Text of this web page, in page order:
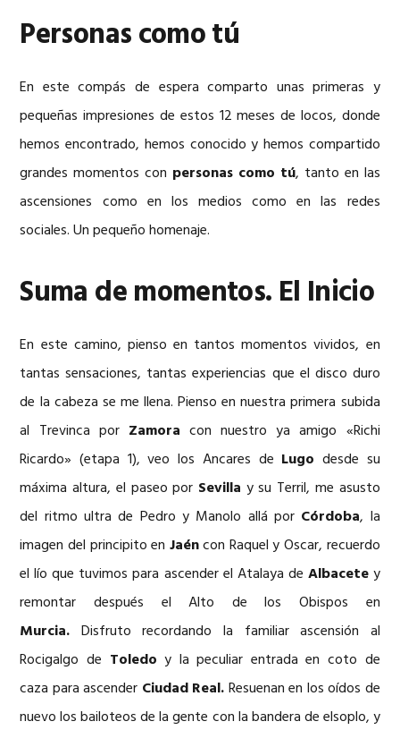
Personas como tú
En este compás de espera comparto unas primeras y
pequeñas impresiones de estos 12 meses de locos, donde
hemos encontrado, hemos conocido y hemos compartido
grandes momentos con personas como tú, tanto en las
ascensiones como en los medios como en las redes
sociales. Un pequeño homenaje.
Suma de momentos. El Inicio
En este camino, pienso en tantos momentos vividos, en
tantas sensaciones, tantas experiencias que el disco duro
de la cabeza se me llena. Pienso en nuestra primera subida
al Trevinca por Zamora con nuestro ya amigo «Richi
Ricardo» (etapa 1), veo los Ancares de Lugo desde su
máxima altura, el paseo por Sevilla y su Terril, me asusto
del ritmo ultra de Pedro y Manolo allá por Córdoba, la
imagen del principito en Jaéncon Raquel y Oscar, recuerdo
el lío que tuvimos para ascender el Atalaya de Albacetey
remontar después el Alto de los Obispos en
Murcia. Disfruto recordando la familiar ascensión al
Rocigalgo de Toledo y la peculiar entrada en coto de
caza para ascender Ciudad Real.Resuenan en los oídos de
nuevo los bailoteos de la gente con la bandera de elsoplo, y